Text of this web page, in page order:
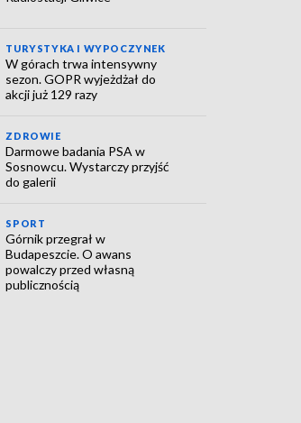
TURYSTYKA I WYPOCZYNEK
W górach trwa intensywny
sezon. GOPR wyjeżdżał do
akcji już 129 razy
ZDROWIE
Darmowe badania PSA w
Sosnowcu. Wystarczy przyjść
do galerii
SPORT
Górnik przegrał w
Budapeszcie. O awans
powalczy przed własną
publicznością